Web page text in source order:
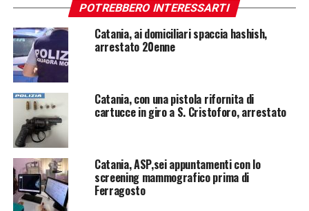
POTREBBERO INTERESSARTI
Catania, ai domiciliari spaccia hashish,
arrestato 20enne
Catania, con una pistola rifornita di
cartucce in giro a S. Cristoforo, arrestato
Catania, ASP,sei appuntamenti con lo
screening mammografico prima di
Ferragosto